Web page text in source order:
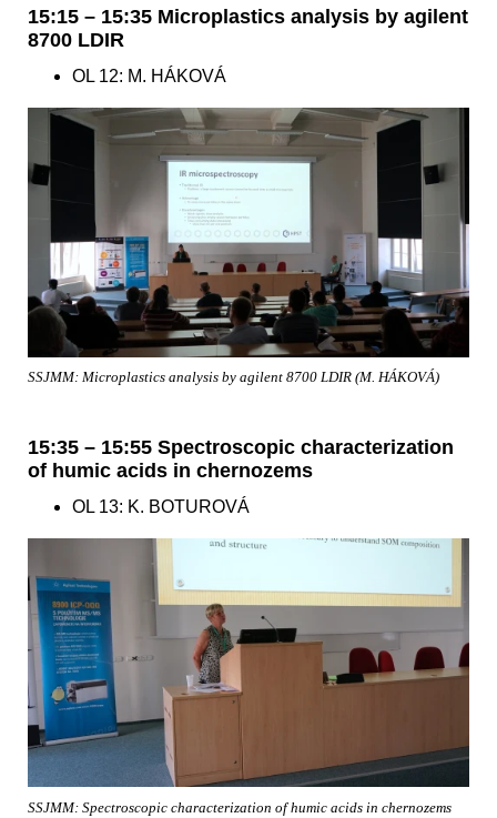
15:15 – 15:35 Microplastics analysis by agilent
8700 LDIR
OL 12: M. HÁKOVÁ
SSJMM: Microplastics analysis by agilent 8700 LDIR (M. HÁKOVÁ)
15:35 – 15:55 Spectroscopic characterization
of humic acids in chernozems
OL 13: K. BOTUROVÁ
SSJMM: Spectroscopic characterization of humic acids in chernozems